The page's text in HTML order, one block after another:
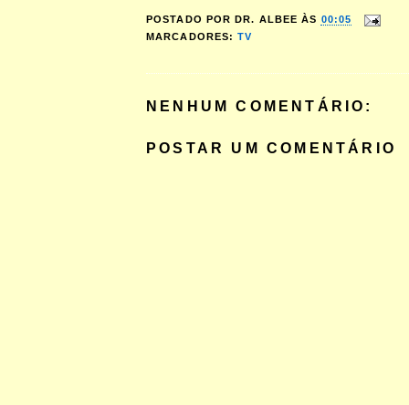
POSTADO POR DR. ALBEE ÀS 00:05
MARCADORES:TV
NENHUM COMENTÁRIO:
POSTAR UM COMENTÁRIO